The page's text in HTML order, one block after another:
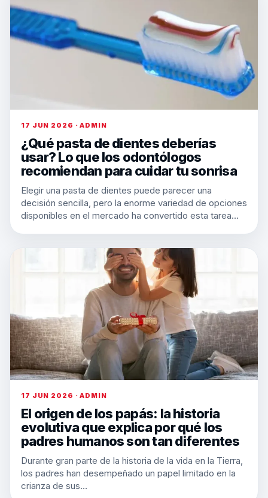
17 JUN 2026 · ADMIN
¿Qué pasta de dientes deberías
usar? Lo que los odontólogos
recomiendan para cuidar tu sonrisa
Elegir una pasta de dientes puede parecer una
decisión sencilla, pero la enorme variedad de opciones
disponibles en el mercado ha convertido esta tarea…
17 JUN 2026 · ADMIN
El origen de los papás: la historia
evolutiva que explica por qué los
padres humanos son tan diferentes
Durante gran parte de la historia de la vida en la Tierra,
los padres han desempeñado un papel limitado en la
crianza de sus…